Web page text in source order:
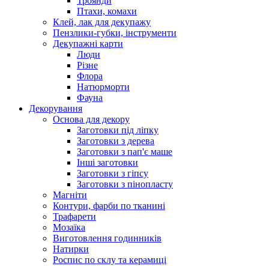
Птахи, комахи
Клей, лак для декупажу
Пензлики-губки, інструменти
Декупажні карти
Люди
Різне
Флора
Натюрморти
Фауна
Декорування
Основа для декору
Заготовки під ліпку
Заготовки з дерева
Заготовки з пап'є маше
Інші заготовки
Заготовки з гіпсу
Заготовки з пінопласту
Магніти
Контури, фарби по тканині
Трафарети
Мозаїка
Виготовлення годинників
Натирки
Роспис по склу та керамиці